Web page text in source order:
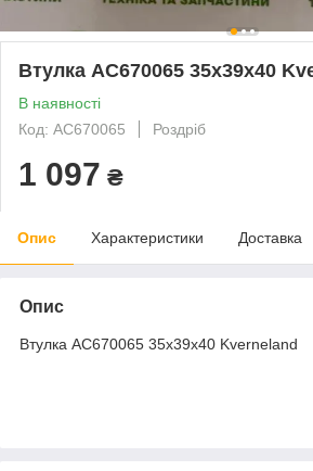
Втулка AC670065 35x39x40
В наявності
Код: AC670065
Роздріб
1 097 ₴
Опис Характеристики Доставка
Опис
Втулка AC670065 35x39x40 Kverneland